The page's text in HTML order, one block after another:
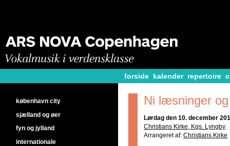
forside kalender repertoire
Ni læsninger
Lørdag den 10. december
Christians Kirke, Kgs. Lyngby
Arrangeret af: Christians Kirke
københavn city
sjælland og øer
fyn og jylland
internationale